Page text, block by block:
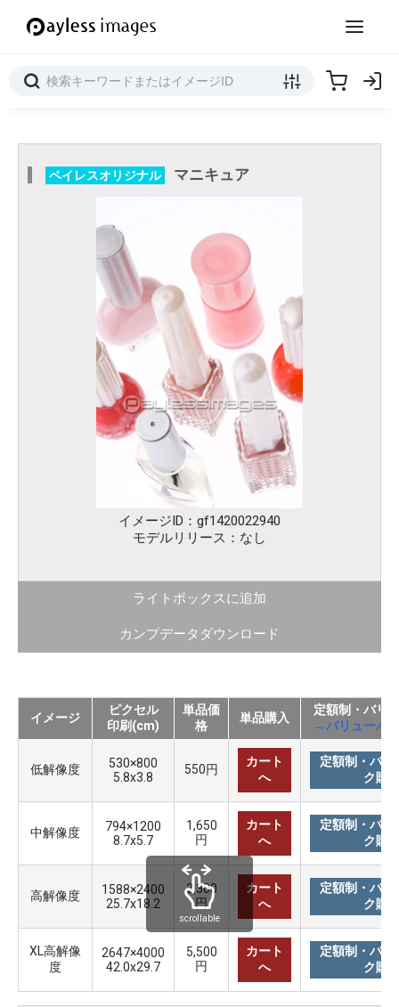
ペイレスオリジナル マニキュア
イメージID：gf1420022940
モデルリリース：なし
ライトボックスに追加
カンプデータダウンロード
イメージ
ピクセル
印刷(cm)
単品価
格
単品購入
定額制・バリ
→バリューパ
低解像度
530×800
5.8x3.8
550円
カート
へ
定額制・バリ
ク購
中解像度
794×1200
8.7x5.7
1,650
円
カート
へ
定額制・バリ
ク購
高解像度
1588×2400
25.7x18.2
3,300
円
カート
へ
定額制・バリ
ク購
XL高解像
度
2647×4000
42.0x29.7
5,500
円
カート
へ
定額制・バリ
ク購
scrollable